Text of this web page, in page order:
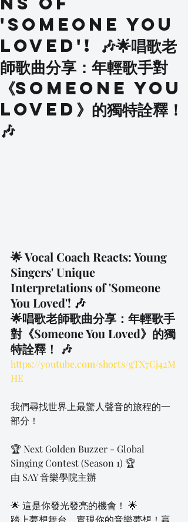
'Someone You
Loved'! 🎶🌟唱歌老
師歌曲分享：年輕歌手對
《Someone You
Loved》的獨特詮釋！
🎶
🌟 Vocal Coach Reacts: Young
Singers' Unique
Interpretations of 'Someone
You Loved'! 🎶
🌟唱歌老師歌曲分享：年輕歌手
對《Someone You Loved》的獨
特詮釋！ 🎶
https://youtube.com/shorts/gTX7Cj42M
HE
我們尋找世界上最驚人聲音的旅程的一
部分！
🏆 Next Golden Buzzer - Global
Singing Contest (Season 1) 🏆
由 SAY 音樂學院主辦
🌟 這是你發光發亮的機會！ 🌟
踏上夢想舞台，實現你的音樂夢想！贏